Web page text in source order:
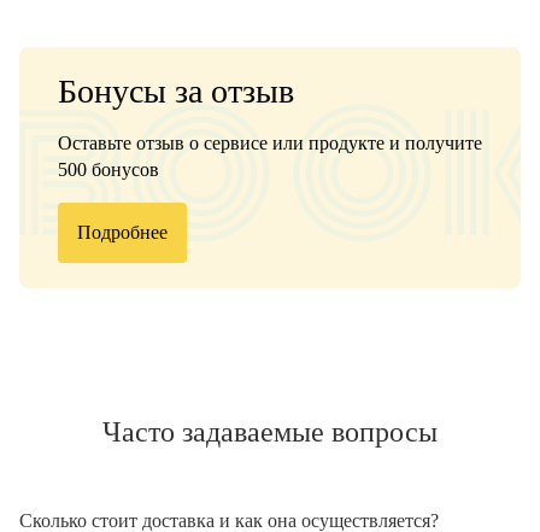
Бонусы за отзыв
Оставьте отзыв о сервисе или продукте и получите
500 бонусов
Подробнее
Часто задаваемые вопросы
Сколько стоит доставка и как она осуществляется?